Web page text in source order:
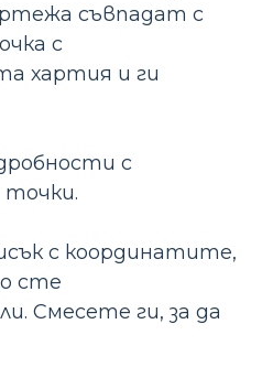
съвпадат с
с
хартия и ги
с
с координатите,
сте
Смесете ги, за да